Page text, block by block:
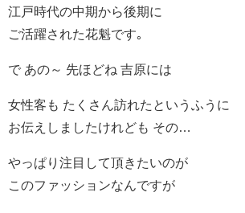
江戸時代の中期から後期に
ご活躍された花魁です｡
で あの～ 先ほどね 吉原には
女性客も たくさん訪れたというふうに
お伝えしましたけれども その…
やっぱり注目して頂きたいのが
このファッションなんですが